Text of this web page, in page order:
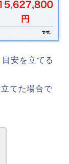
安を立てる
てた場合で